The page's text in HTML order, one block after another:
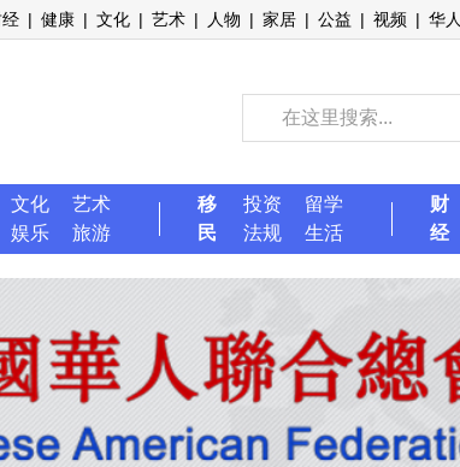
| 健康 | 文化 | 艺术 | 人物 | 家居 | 公益 | 视频 | 华人
文化
艺术
娱乐
旅游
移
民
投资
留学
法规
生活
财
经